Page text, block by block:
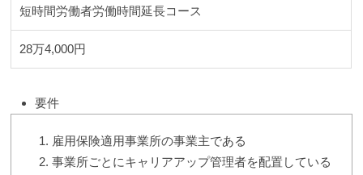
短時間労働者労働時間延長コース
28万4,000円
要件
雇用保険適用事業所の事業主である
事業所ごとにキャリアアップ管理者を配置している